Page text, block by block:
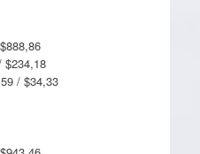
$234,18
/ $34,33